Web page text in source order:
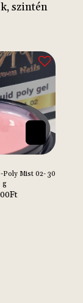
szintén
Poly Mist 02- 30
g
Ft